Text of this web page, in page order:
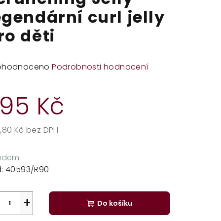
curl jelly
děti
Podrobnosti hodnocení
Kč
Kč bez DPH
40593/R90
+ Do košíku